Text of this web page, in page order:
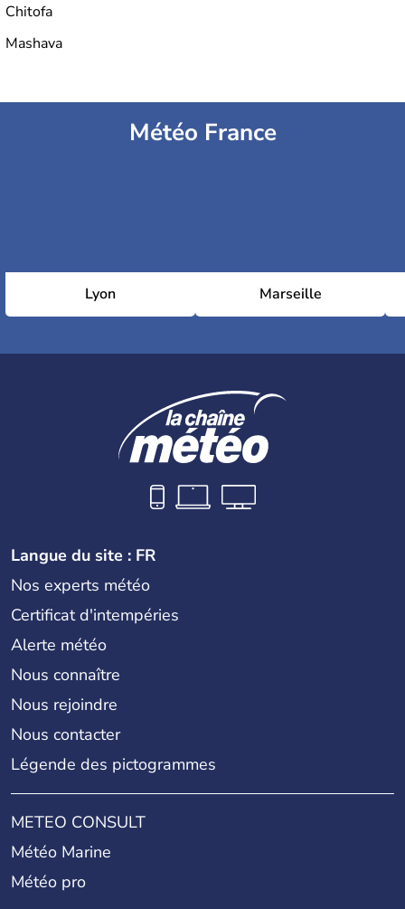
Chitofa
Mashava
Météo France
Lyon Marseille
Langue du site : FR
Nos experts météo
Certificat d'intempéries
Alerte météo
Nous connaître
Nous rejoindre
Nous contacter
Légende des pictogrammes
METEO CONSULT
Météo Marine
Météo pro